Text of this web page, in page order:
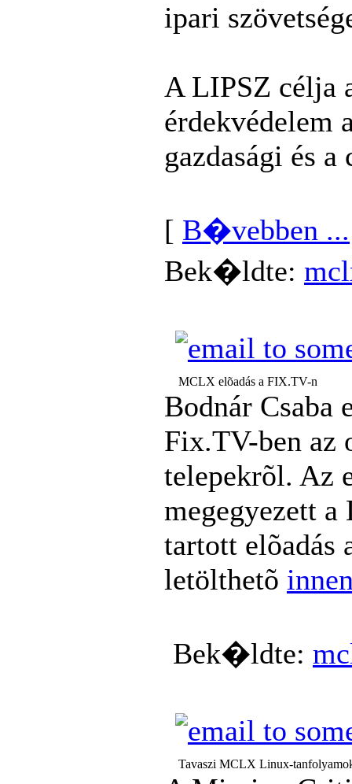
ipari
A LIPSZ célja
érdekvédelem
gazdasági és
[ B�vebben ...
Bek�ldte:
MCLX elõadás a FIX.TV-n
Bodnár Csaba
Fix.TV-ben az
telepekrõl. Az
megegyezett
tartott elõadás
letölthetõ
Bek�ldte:
Tavaszi MCLX Linux-